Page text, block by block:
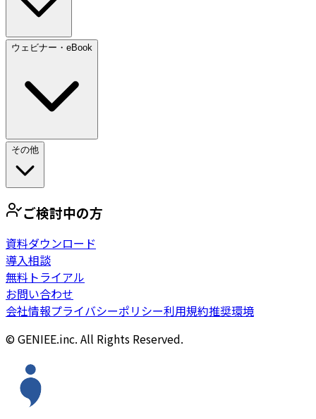
ウェビナー・eBook
その他
ご検討中の方
資料ダウンロード
導入相談
無料トライアル
お問い合わせ
会社情報プライバシーポリシー利用規約推奨環境
© GENIEE.inc. All Rights Reserved.